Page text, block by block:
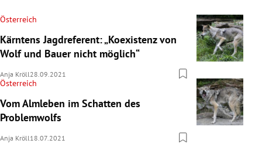
Österreich
Kärntens Jagdreferent: „Koexistenz von
Wolf und Bauer nicht möglich“
Anja Kröll 28.09.2021
Österreich
Vom Almleben im Schatten des
Problemwolfs
Anja Kröll 18.07.2021